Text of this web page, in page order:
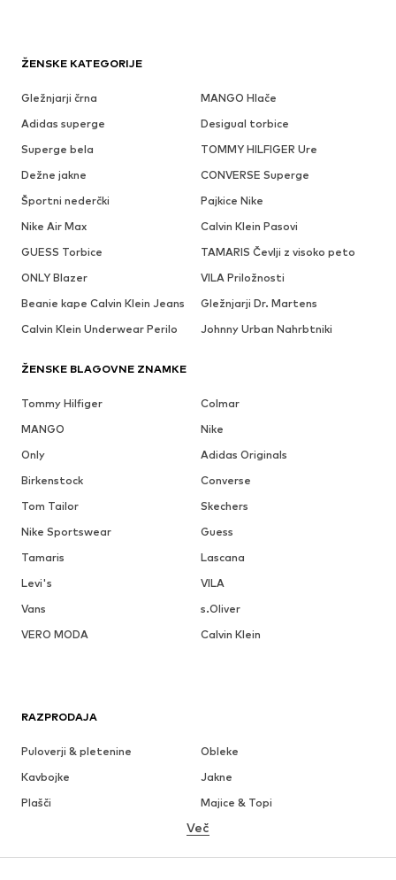
ŽENSKE KATEGORIJE
Gležnjarji črna
MANGO Hlače
Adidas superge
Desigual torbice
Superge bela
TOMMY HILFIGER Ure
Dežne jakne
CONVERSE Superge
Športni nederčki
Pajkice Nike
Nike Air Max
Calvin Klein Pasovi
GUESS Torbice
TAMARIS Čevlji z visoko peto
ONLY Blazer
VILA Priložnosti
Beanie kape Calvin Klein Jeans
Gležnjarji Dr. Martens
Calvin Klein Underwear Perilo
Johnny Urban Nahrbtniki
ŽENSKE BLAGOVNE ZNAMKE
Tommy Hilfiger
Colmar
MANGO
Nike
Only
Adidas Originals
Birkenstock
Converse
Tom Tailor
Skechers
Nike Sportswear
Guess
Tamaris
Lascana
Levi's
VILA
Vans
s.Oliver
VERO MODA
Calvin Klein
RAZPRODAJA
Puloverji & pletenine
Obleke
Kavbojke
Jakne
Plašči
Majice & Topi
Perilo
Krila
Bluze & Tunike
Več